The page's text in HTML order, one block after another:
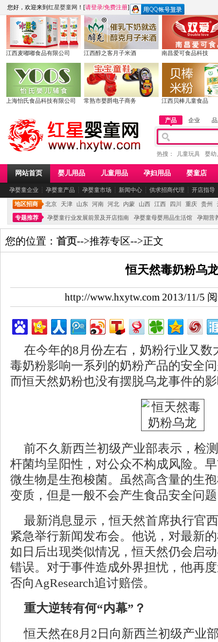
您好，欢迎来到 红星婴童网 ！[请登录/免费注册]
江西麦嘟嘟食品有限公司 江西醇之客月子米酒 南昌爱可食品科技
上海怡氏食品科技有限公司 常熟市婴爵电子商务 江西贝棒儿童食品
产品 企业
热搜： 儿童玩具 婴幼
网站首页 婴儿用品 儿童用品 孕妇用品 婴童店
孕婴童企业 ┆ 孕婴童产品 ┆ 孕婴童市场 ┆ 新闻中心 ┆ 供求招商代理 ┆ 开店指导
地区招商 北京 天津 山东 河南 河北 内蒙 山西 江西 四川 重庆 贵州
专题推荐
孕婴童行业发展前景及开店指南 孕婴童母婴用品生活馆 孕期营
您的位置： 首页-->推荐专区-->正文
恒天然毒奶粉乌
http://www.hxytw.com 2013/11/5
在今年的8月份左右，奶粉行业又数
毒奶粉影响一系列的奶粉产品的安全
而恒天然奶粉也没有摆脱乌龙事件的
前不久新西兰初级产业部表示，检
杆菌均呈阳性，对公众不构成风险。
微生物是生孢梭菌。虽然高含量的生
变质，但是一般不会产生食品安全问
最新消息显示，恒天然首席执行官
紧急举行新闻发布会。他说，对最新
如日后出现类似情况，恒天然仍会启
错误。对于事件造成外界担忧，他再
否向AgResearch追讨赔偿。
重大逆转有何“内幕”？
恒天然在8月2日向新西兰初级产业